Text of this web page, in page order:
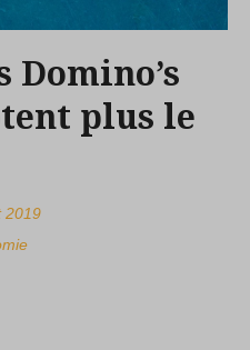
Domino’s
plus le
2019